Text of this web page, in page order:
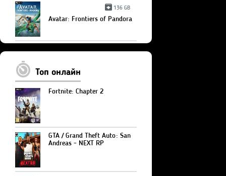
136 GB
Avatar: Frontiers of Pandora
Топ онлайн
Fortnite: Chapter 2
GTA / Grand Theft Auto: San
Andreas - NEXT RP